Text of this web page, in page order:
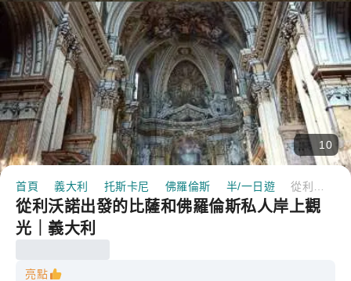
10
首頁 義大利 托斯卡尼 佛羅倫斯 半/一日遊
從利沃諾出發的比薩和佛羅倫斯私人岸上觀
光｜義大利
亮點